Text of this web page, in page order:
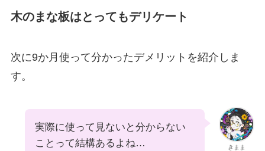
木のまな板はとってもデリケート
次に9か月使って分かったデメリットを紹介しま
す。
きまま
実際に使って見ないと分からない
ことって結構あるよね…